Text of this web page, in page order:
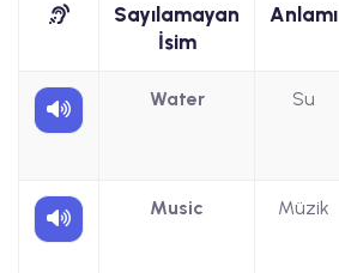
Sayılamayan
İsim
Anlamı
Water Su
Music Müzik